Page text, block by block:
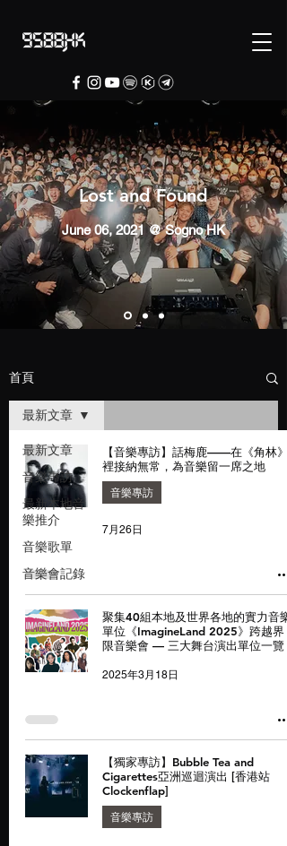
Lost and Found
June 06, 2021 @ Sogno HK
首頁
最新文章
音樂專訪
最新本地音
樂推介
音樂歌單
音樂會記錄
最新文章
【音樂專訪】話梅鹿——在《角林》
裡接納無常，為音樂留一席之地
音樂專訪
7月26日
聚集40組本地及世界各地的實力音樂
單位《ImagineLand 2025》跨越界
限音樂會 — 三大舞台演出單位一覽
2025年3月18日
【獨家專訪】Bubble Tea and
Cigarettes亞洲巡迴演出 [香港站
Clockenflap]
音樂專訪